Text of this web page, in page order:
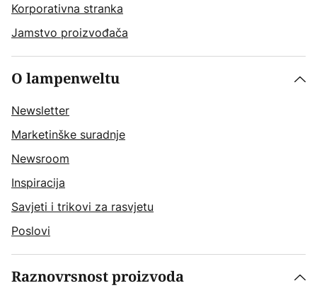
Korporativna stranka
Jamstvo proizvođača
O lampenweltu
Newsletter
Marketinške suradnje
Newsroom
Inspiracija
Savjeti i trikovi za rasvjetu
Poslovi
Raznovrsnost proizvoda